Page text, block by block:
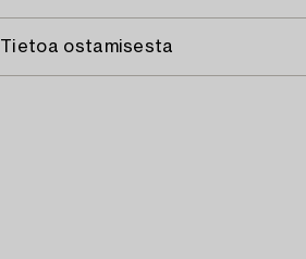
Tietoa ostamisesta